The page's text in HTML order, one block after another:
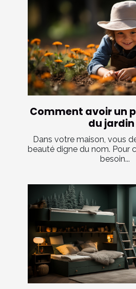
Comment avoir un
du jardin
Dans votre maison, vous
beauté digne du nom. Pour
besoin...